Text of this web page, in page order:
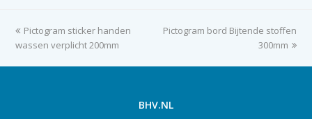
previous
post:
Pictogram sticker handen
wassen verplicht 200mm
next
Pictogram bord Bijtende stoffen
300mm
BHV.NL